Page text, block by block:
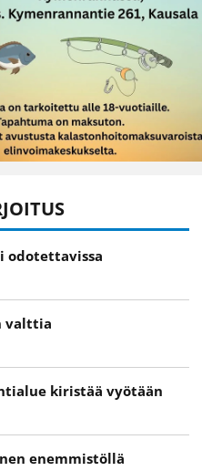
odotettavissa
valttia
kiristää vyötään
enemmistöllä